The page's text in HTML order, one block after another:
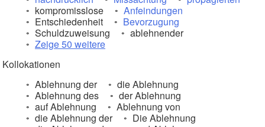
kompromisslose
Anfeindungen
Entschiedenheit
Bevorzugung
Schuldzuweisung
ablehnender
Zeige 50 weitere
Kollokationen
Ablehnung der
die Ablehnung
Ablehnung des
der Ablehnung
auf Ablehnung
Ablehnung von
die Ablehnung der
Die Ablehnung